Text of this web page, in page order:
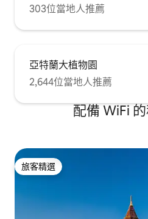
303位當地人推薦
亞特蘭大植物園
2,644位當地人推薦
配備 WiFi
旅客精選
旅客精選